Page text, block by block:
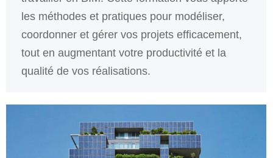
les méthodes et pratiques pour modéliser,
coordonner et gérer vos projets efficacement,
tout en augmentant votre productivité et la
qualité de vos réalisations.